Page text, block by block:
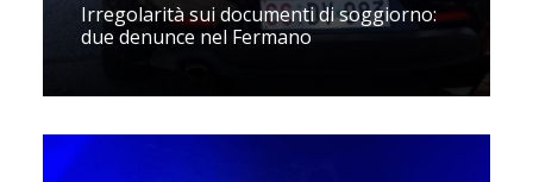
Irregolarità sui documenti di soggiorno:
due denunce nel Fermano